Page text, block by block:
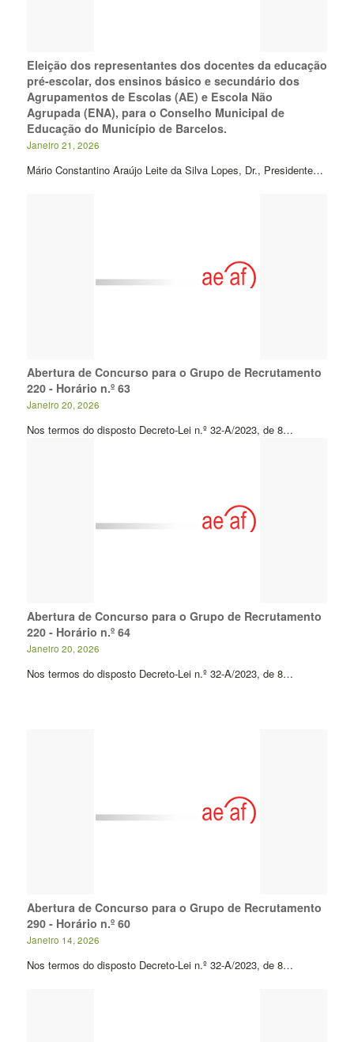
Eleição dos representantes dos docentes da educação
pré-escolar, dos ensinos básico e secundário dos
Agrupamentos de Escolas (AE) e Escola Não
Agrupada (ENA), para o Conselho Municipal de
Educação do Município de Barcelos.
Janeiro 21, 2026
Mário Constantino Araújo Leite da Silva Lopes, Dr., Presidente…
Abertura de Concurso para o Grupo de Recrutamento
220 - Horário n.º 63
Janeiro 20, 2026
Nos termos do disposto Decreto-Lei n.º 32-A/2023, de 8…
Abertura de Concurso para o Grupo de Recrutamento
220 - Horário n.º 64
Janeiro 20, 2026
Nos termos do disposto Decreto-Lei n.º 32-A/2023, de 8…
Abertura de Concurso para o Grupo de Recrutamento
290 - Horário n.º 60
Janeiro 14, 2026
Nos termos do disposto Decreto-Lei n.º 32-A/2023, de 8…